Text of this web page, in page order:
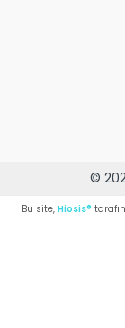
©
Bu site, Hiosis®